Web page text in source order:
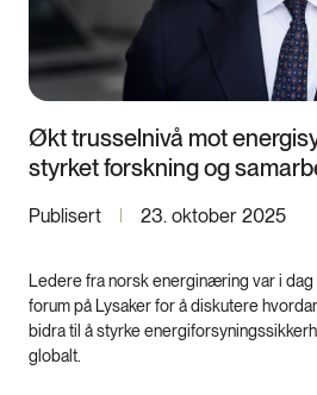
Økt trusselnivå mot
styrket forskning og
Ledere fra norsk energinæring var i
forum på Lysaker for å diskutere
bidra til å styrke
globalt.
Publisert 23. oktober 2025